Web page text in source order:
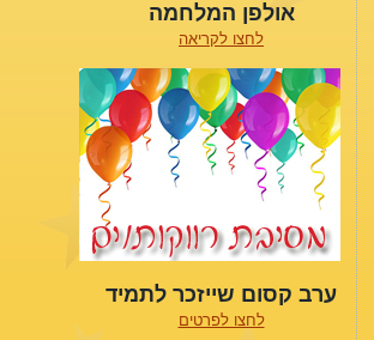
אולפן המלחמה
לחצו לקריאה
ערב קסום שייזכר לתמיד
לחצו לפרטים